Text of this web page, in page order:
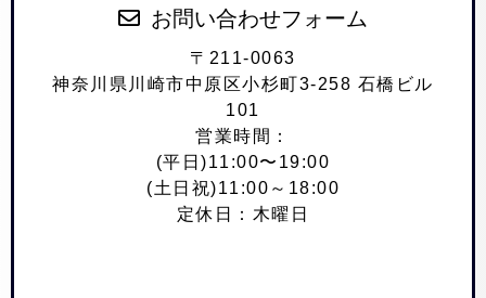
お問い合わせフォーム
〒211-0063
神奈川県川崎市中原区小杉町3-258 石橋ビル
101
営業時間：
(平日)11:00〜19:00
(土日祝)11:00～18:00
定休日：木曜日